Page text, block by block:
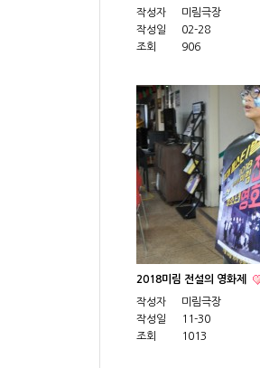
작성자
미림극장
작성일
02-28
조회
906
2018미림 전설의 영화제
작성자
미림극장
작성일
11-30
조회
1013